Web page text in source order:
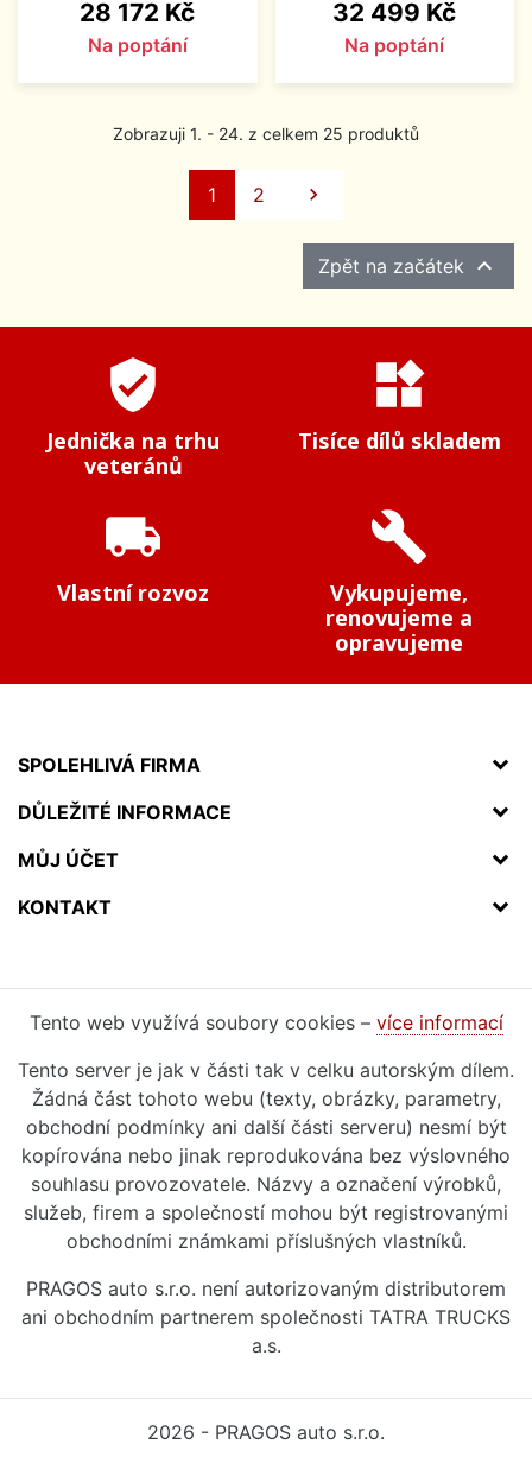
Cena
28 172 Kč
Na poptání
Cena
32 499 Kč
Na poptání
Zobrazuji 1. - 24. z celkem 25 produktů
1 2 Další

Zpět na začátek 
verified_user
Jednička na trhu
veteránů
widgets
Tisíce dílů skladem
local_shipping
Vlastní rozvoz
build
Vykupujeme,
renovujeme a
opravujeme
SPOLEHLIVÁ FIRMA
DŮLEŽITÉ INFORMACE
MŮJ ÚČET
KONTAKT
Tento web využívá soubory cookies – více informací
Tento server je jak v části tak v celku autorským dílem.
Žádná část tohoto webu (texty, obrázky, parametry,
obchodní podmínky ani další části serveru) nesmí být
kopírována nebo jinak reprodukována bez výslovného
souhlasu provozovatele. Názvy a označení výrobků,
služeb, firem a společností mohou být registrovanými
obchodními známkami příslušných vlastníků.
PRAGOS auto s.r.o. není autorizovaným distributorem
ani obchodním partnerem společnosti TATRA TRUCKS
a.s.
2026 - PRAGOS auto s.r.o.